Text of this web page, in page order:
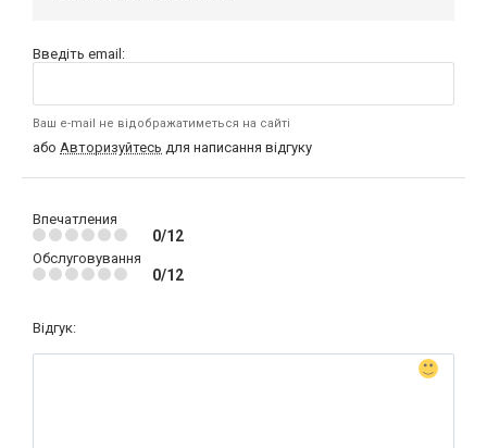
Введіть email:
Ваш e-mail не відображатиметься на сайті
або Авторизуйтесь для написання відгуку
Впечатления
0/12
Обслуговування
0/12
Відгук: